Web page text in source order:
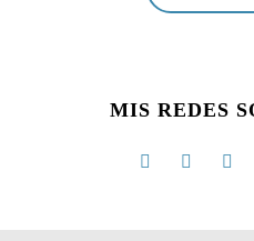
MIS REDES